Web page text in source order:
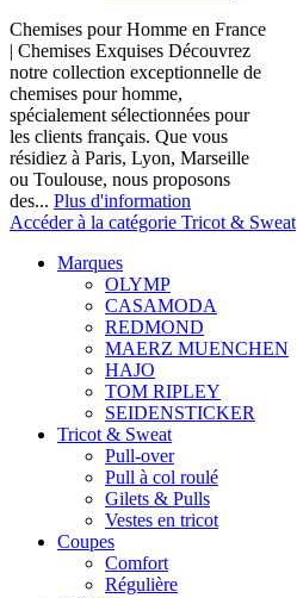
Chemises pour Homme en France
| Chemises Exquises Découvrez
notre collection exceptionnelle de
chemises pour homme,
spécialement sélectionnées pour
les clients français. Que vous
résidiez à Paris, Lyon, Marseille
ou Toulouse, nous proposons
des... Plus d'information
Accéder à la catégorie Tricot & Sweat
Marques
OLYMP
CASAMODA
REDMOND
MAERZ MUENCHEN
HAJO
TOM RIPLEY
SEIDENSTICKER
Tricot & Sweat
Pull-over
Pull à col roulé
Gilets & Pulls
Vestes en tricot
Coupes
Comfort
Régulière